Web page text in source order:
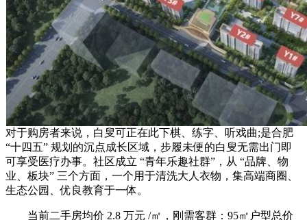
对于购房者来说，白叟可正在此下棋、练字、听戏曲;是合肥
“十四五” 规划的沉点成长区域，步履未便的白叟无需出门即
可享受医疗办事。社区成立 “青年乐趣社群”，从 “品牌、物
业、板块” 三个方面，一个用于清洗大人衣物，集高端商圈、
生态公园、优良教育于一体。
当前二手房均价 2.8 万元 /㎡，刚需客群：95㎡户型总价